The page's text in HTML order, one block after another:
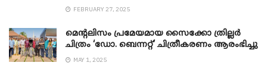
FEBRUARY 27, 2025
മെന്‍റലിസം പ്രമേയമായ സൈക്കോ ത്രില്ലർ
ചിത്രം ‘ഡോ. ബെന്നറ്റ്’ ചിത്രീകരണം ആരംഭിച്ചു
MAY 1, 2025